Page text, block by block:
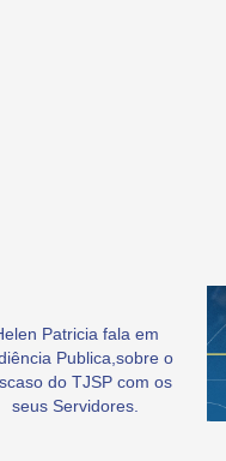
Patricia fala em
Publica,sobre o
do TJSP com os
seus Servidores.